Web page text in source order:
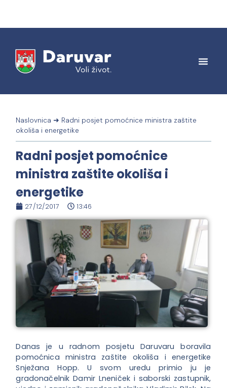
Naslovnica ➜ Radni posjet pomoćnice ministra zaštite
okoliša i energetike
Radni posjet pomoćnice
ministra zaštite okoliša i
energetike
27/12/2017 13:46
Danas je u radnom posjetu Daruvaru boravila
pomoćnica ministra zaštite okoliša i energetike
Snježana Hopp. U svom uredu primio ju je
gradonačelnik Damir Lneniček i saborski zastupnik,